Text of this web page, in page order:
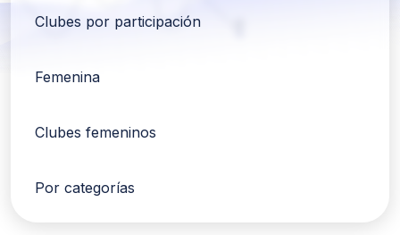
Clubes por participación
Femenina
Clubes femeninos
Por categorías